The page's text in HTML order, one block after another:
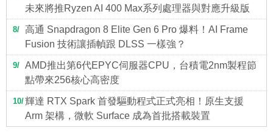
未來將推Ryzen AI 400 Max系列處理器與對應升級版
8
高通 Snapdragon 8 Elite Gen 6 Pro 爆料！AI Frame
Fusion 技術讓插幀跟 DLSS 一樣強？
9
AMD推出第6代EPYC伺服器CPU，台積電2nm製程節
點帶來256核心高密度
10 輝達 RTX Spark 首發驅動程式正式亮相！原生支援
Arm 架構，微軟 Surface 成為首批搭載裝置